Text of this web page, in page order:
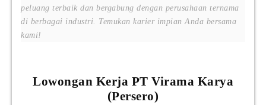
peluang terbaik dan bergabung dengan perusahaan ternama
di berbagai industri. Temukan karier impian Anda bersama
kami!
Lowongan Kerja PT Virama Karya
(Persero)